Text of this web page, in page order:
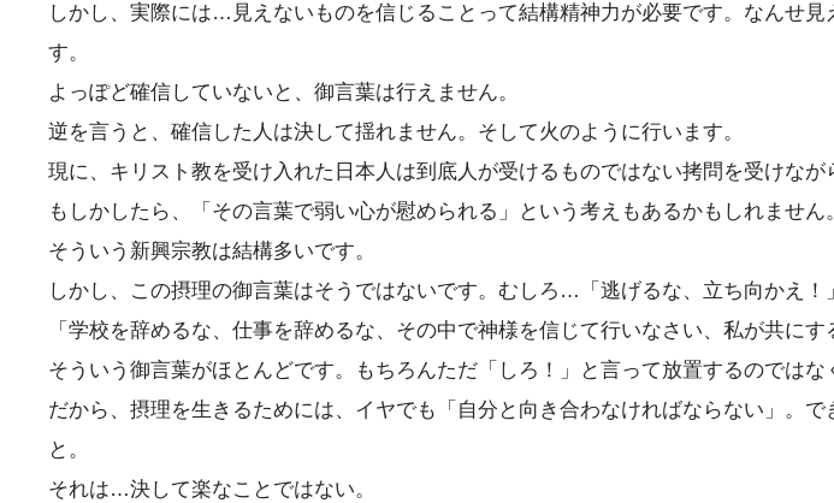
しかし、実際には…見えないものを信じることって結構精神力が必要です。なんせ
す。
よっぽど確信していないと、御言葉は行えません。
逆を言うと、確信した人は決して揺れません。そして火のように行います。
現に、キリスト教を受け入れた日本人は到底人が受けるものではない拷問を受けな
もしかしたら、「その言葉で弱い心が慰められる」という考えもあるかもしれませ
そういう新興宗教は結構多いです。
しかし、この摂理の御言葉はそうではないです。むしろ…「逃げるな、立ち向かえ！
「学校を辞めるな、仕事を辞めるな、その中で神様を信じて行いなさい、私が共にす
そういう御言葉がほとんどです。もちろんただ「しろ！」と言って放置するのでは
だから、摂理を生きるためには、イヤでも「自分と向き合わなければならない」。
と。
それは…決して楽なことではない。